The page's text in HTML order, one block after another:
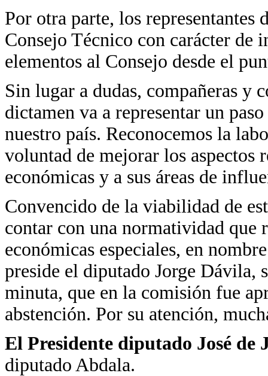
Por otra parte, los
Consejo Técnico con carácter de
elementos al Consejo desde el
Sin lugar a dudas, compañeras y
dictamen va a representar un
nuestro país. Reconocemos la
voluntad de mejorar los aspectos
económicas y a sus áreas de
Convencido de la viabilidad de
contar con una normatividad que
económicas especiales, en
preside el diputado Jorge Dávila,
minuta, que en la comisión fue
abstención. Por su atención,
El Presidente diputado José
diputado Abdala.